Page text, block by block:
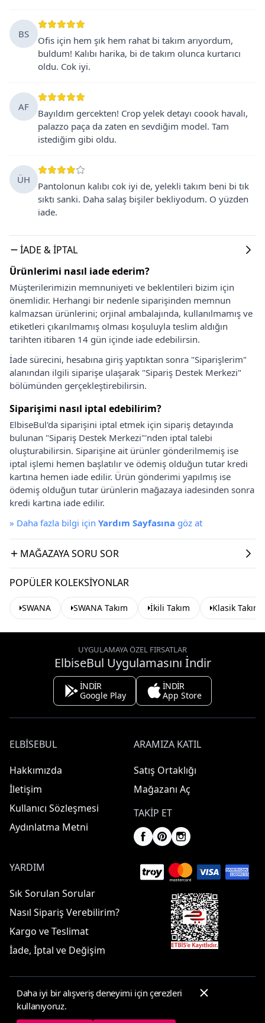
BS
Ofis için hem şık hem rahat bi takım arıyordum,
buldum! Kalıbı harika, bi de takım olunca kurtarıcı
oldu. Cok iyi.
AF
Bayıldım gercekten! Crop yelek detayı coook havalı,
palazzo paça da zaten en sevdiğim model. Tam
istediğim gibi oldu.
ÜH
Pantolonun kalıbı cok iyi de, yelekli takım beni bi tık
sıktı sanki. Daha salaş bişiler bekliyodum. O yüzden
iade.
İADE & İPTAL
Ürünlerimi nasıl iade ederim?
Müşterilerimizin memnuniyeti ve beklentileri bizim için
önemlidir. Herhangi bir nedenle siparişinden memnun
kalmazsan ürünlerini; orjinal ambalajında, kullanılmamış ve
etiketleri çıkarılmamış olması koşuluyla teslim aldığın
tarihten itibaren 14 gün içinde iade edebilirsin.
İade sürecini, hesabına giriş yaptıktan sonra "Siparişlerim"
alanından ilgili siparişe ulaşarak "Sipariş Destek Merkezi"
bölümünden gerçekleştirebilirsin.
Siparişimi nasıl iptal edebilirim?
ElbiseBul'da siparişini iptal etmek için sipariş detayında
bulunan "Sipariş Destek Merkezi"'nden iptal talebi
oluşturabilirsin. Siparişine ait ürünler gönderilmemiş ise
iptal işlemi hemen başlatılır ve ödemiş olduğun tutar kredi
kartına hemen iade edilir. Ürün gönderimi yapılmış ise
ödemiş olduğun tutar ürünlerin mağazaya iadesinden sonra
kredi kartına iade edilir.
» Daha fazla bilgi için Yardım Sayfasına göz at
MAĞAZAYA SORU SOR
POPÜLER KOLEKSIYONLAR
SWANA SWANA Takım İkili Takım Klasik Takım
UYGULAMAYA ÖZEL FIRSATLAR
ElbiseBul Uygulamasını İndir
İNDİR
Google Play
İNDİR
App Store
ELBISEBUL
Hakkımızda
İletişim
Kullanıcı Sözleşmesi
Aydınlatma Metni
ARAMIZA KATIL
Satış Ortaklığı
Mağazanı Aç
TAKIP ET
YARDIM
Sık Sorulan Sorular
Nasıl Sipariş Verebilirim?
Kargo ve Teslimat
İade, İptal ve Değişim
© 2025 ElbiseBul -
Daha iyi bir alışveriş deneyimi için çerezleri
kullanıyoruz.